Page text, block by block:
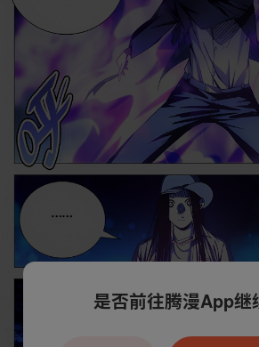
是否前往腾漫App继